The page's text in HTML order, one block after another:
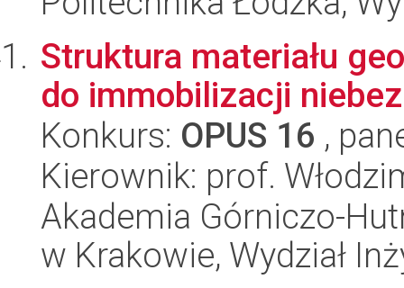
Struktura materiału
do immobilizacji
Konkurs: OPUS 16 ,
Kierownik: prof.
Akademia Górniczo-
w Krakowie, Wydział